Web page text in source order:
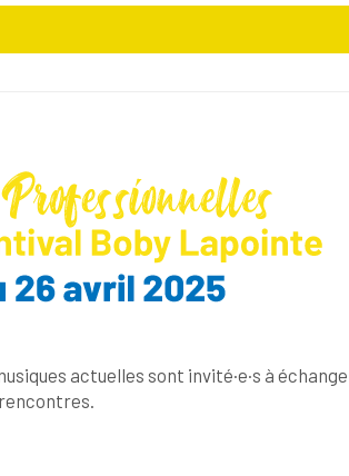
actuelles sont invité·e·s à
rencontres.